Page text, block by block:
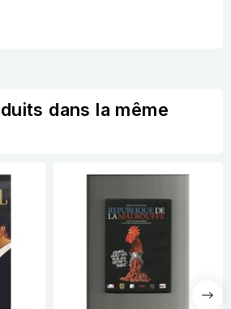
dans la même